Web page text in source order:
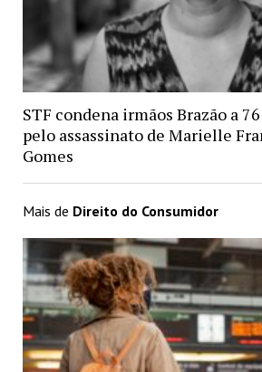
STF condena irmãos Brazão a
pelo assassinato de Marielle
Gomes
Mais de Direito do Consumidor